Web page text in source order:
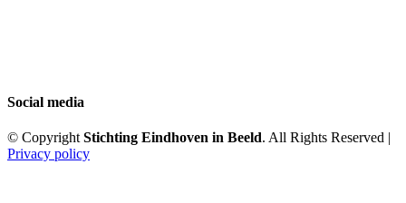
Social media
© CopyrightStichting Eindhoven in Beeld. All Rights Reserved |
Privacy policy